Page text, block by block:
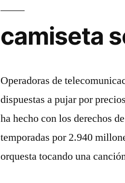
camiseta
Operadoras de
dispuestas a pujar por
ha hecho con los derechos
temporadas por 2.940
orquesta tocando una